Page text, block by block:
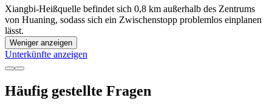
Xiangbi-Heißquelle befindet sich 0,8 km außerhalb des Zentrums
von Huaning, sodass sich ein Zwischenstopp problemlos einplanen
lässt.
Weniger anzeigen
Unterkünfte anzeigen
Häufig gestellte Fragen